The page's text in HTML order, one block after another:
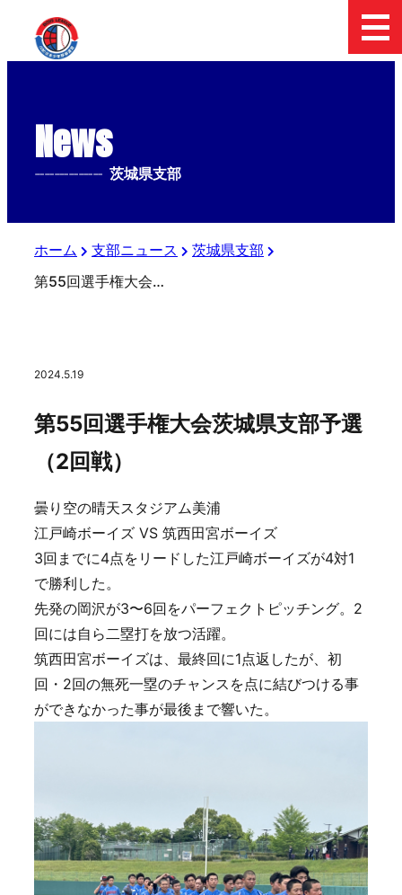
News
-------------- 茨城県支部
ホーム 支部ニュース
茨城県支部
第55回選手権大会茨城県支部予選（2回戦）
2024.5.19
第55回選手権大会茨城県支部予選
（2回戦）
曇り空の晴天スタジアム美浦
江戸崎ボーイズ VS 筑西田宮ボーイズ
3回までに4点をリードした江戸崎ボーイズが4対1
で勝利した。
先発の岡沢が3〜6回をパーフェクトピッチング。2
回には自ら二塁打を放つ活躍。
筑西田宮ボーイズは、最終回に1点返したが、初
回・2回の無死一塁のチャンスを点に結びつける事
ができなかった事が最後まで響いた。